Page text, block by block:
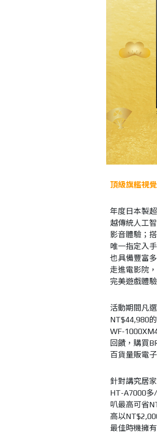
頂級旗艦視
年度日本製
越傳統人工
影音體驗；
唯一指定入
也具備豐富
走進電影院
完美遊戲體驗
活動期間凡
NT$44,980
WF-
回饋，購買
百貨量販電
針對講究居
HT-A7000多
叭最高可省
高以
最佳時機擁